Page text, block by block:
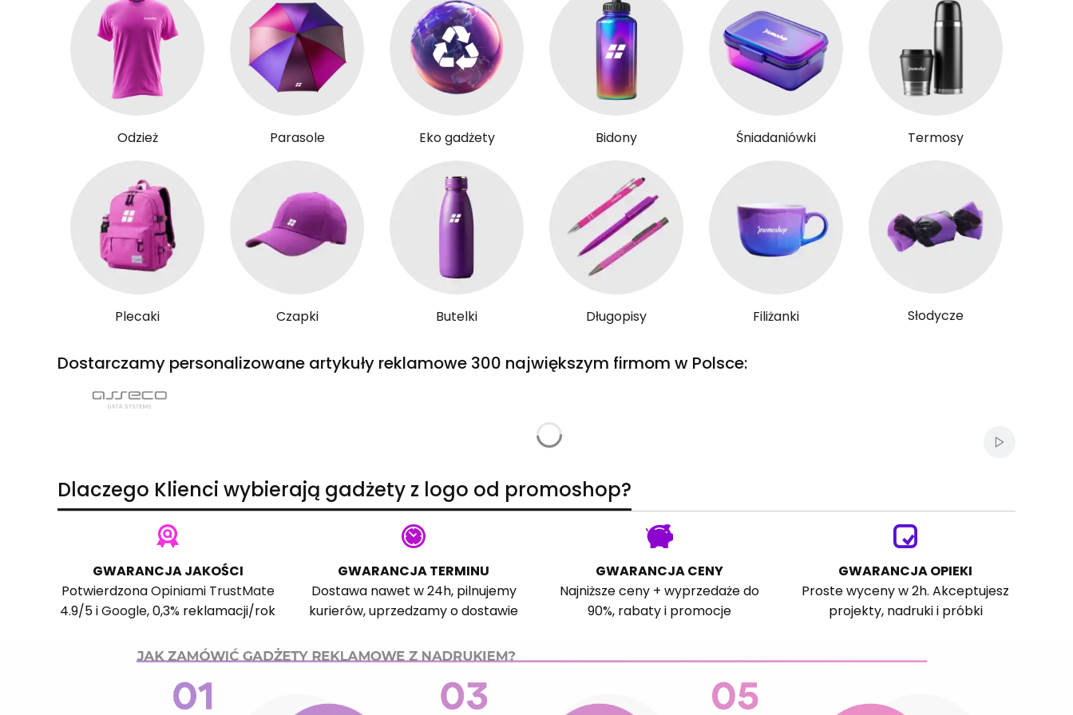
Odzież Parasole Eko gadżety Bidony Śniadaniówki Termosy
Plecaki Czapki Butelki Długopisy Filiżanki Słodycze
Dostarczamy personalizowane artykuły reklamowe 300 największym firmom w Polsce:
Włącz
Dlaczego Klienci wybierają gadżety z logo od promoshop?
GWARANCJA JAKOŚCI
PotwierdzonaOpiniami TrustMate
4.9/5 iGoogle, 0,3% reklamacji/rok
GWARANCJA TERMINU
Dostawa nawet w 24h, pilnujemy
kurierów, uprzedzamy o dostawie
GWARANCJA CENY
Najniższe ceny + wyprzedaże do
90%, rabaty i promocje
GWARANCJA OPIEKI
Proste wyceny w 2h. Akceptujesz
projekty, nadruki i próbki